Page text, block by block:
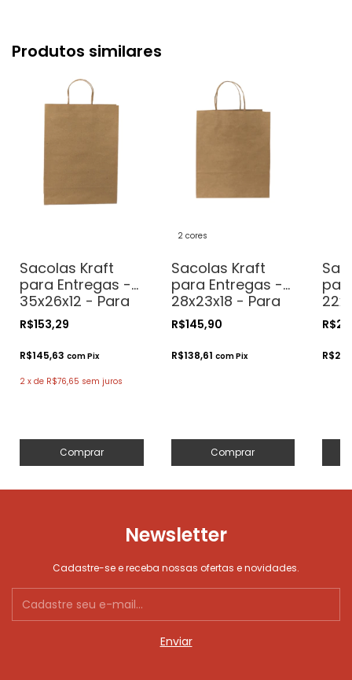
Produtos similares
Sacolas Kraft
para Entregas -
35x26x12 - Para
Delivery
R$153,29
R$145,63 comPix
2 x de R$76,65 sem juros
Comprar
2 cores
Sacolas Kraft
para Entregas -
28x23x18 - Para
Delivery
R$145,90
R$138,61 comPix
Comprar
Newsletter
Cadastre-se e receba nossas ofertas e novidades.